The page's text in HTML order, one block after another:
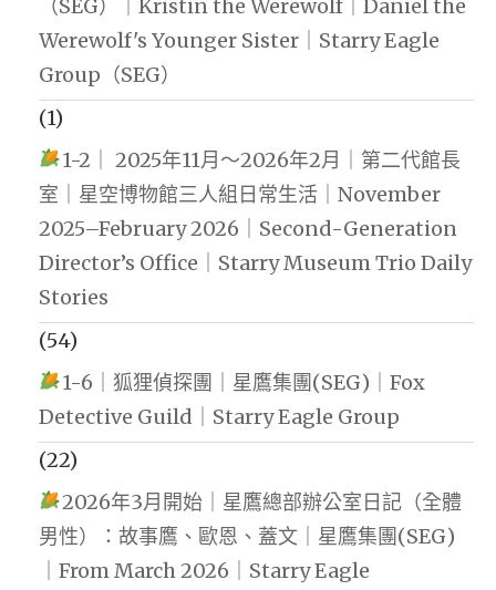
（SEG）｜Kristin the Werewolf｜Daniel the
Werewolf's Younger Sister｜Starry Eagle
Group（SEG）
(1)
1-2｜ 2025年11月～2026年2月｜第二代館長
室｜星空博物館三人組日常生活｜November
2025–February 2026｜Second-Generation
Director’s Office｜Starry Museum Trio Daily
Stories
(54)
1-6｜狐狸偵探團｜星鷹集團(SEG)｜Fox
Detective Guild｜Starry Eagle Group
(22)
2026年3月開始｜星鷹總部辦公室日記（全體
男性）：故事鷹、歐恩、蓋文｜星鷹集團(SEG)
｜From March 2026｜Starry Eagle